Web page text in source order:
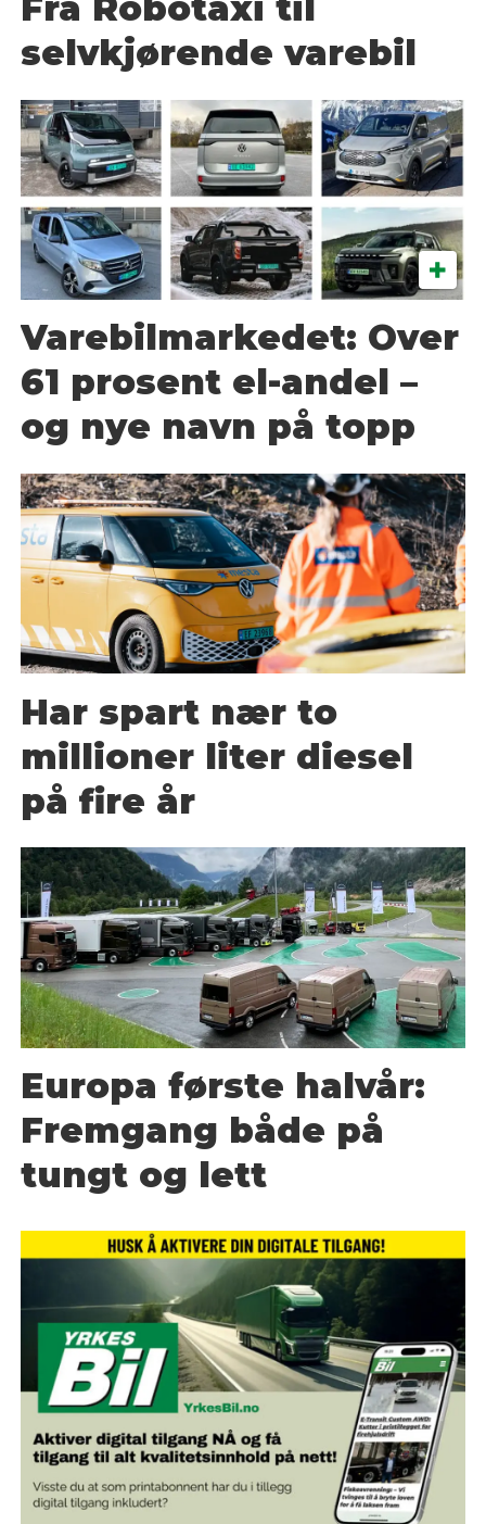
selvkjørende varebil
Varebilmarkedet: Over
61 prosent el-andel –
og nye navn på topp
Har spart nær to
millioner liter diesel
på fire år
Europa første halvår:
Fremgang både på
tungt og lett